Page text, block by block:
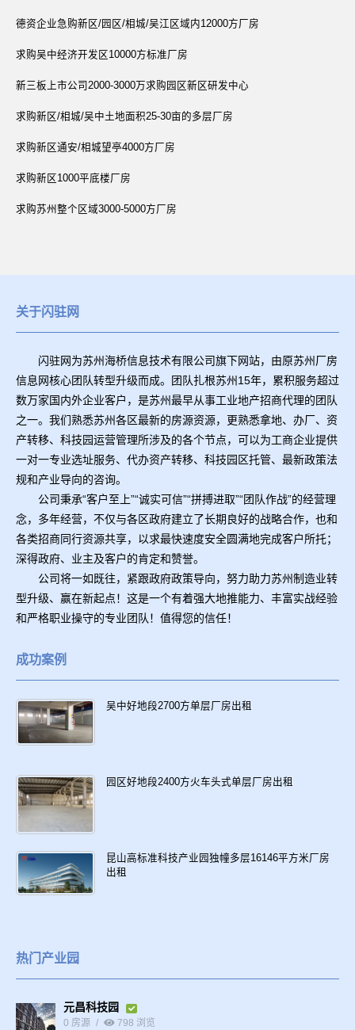
德资企业急购新区/园区/相城/吴江区域内12000方厂房
求购吴中经济开发区10000方标准厂房
新三板上市公司2000-3000万求购园区新区研发中心
求购新区/相城/吴中土地面积25-30亩的多层厂房
求购新区通安/相城望亭4000方厂房
求购新区1000平底楼厂房
求购苏州整个区域3000-5000方厂房
关于闪驻网
闪驻网为苏州海桥信息技术有限公司旗下网站，由原苏州厂房
信息网核心团队转型升级而成。团队扎根苏州15年，累积服务超过
数万家国内外企业客户，是苏州最早从事工业地产招商代理的团队
之一。我们熟悉苏州各区最新的房源资源，更熟悉拿地、办厂、资
产转移、科技园运营管理所涉及的各个节点，可以为工商企业提供
一对一专业选址服务、代办资产转移、科技园区托管、最新政策法
规和产业导向的咨询。
公司秉承“客户至上”“诚实可信”“拼搏进取”“团队作战”的经营理
念，多年经营，不仅与各区政府建立了长期良好的战略合作，也和
各类招商同行资源共享，以求最快速度安全圆满地完成客户所托；
深得政府、业主及客户的肯定和赞誉。
公司将一如既往，紧跟政府政策导向，努力助力苏州制造业转
型升级、赢在新起点！这是一个有着强大地推能力、丰富实战经验
和严格职业操守的专业团队！值得您的信任！
成功案例
吴中好地段2700方单层厂房出租
园区好地段2400方火车头式单层厂房出租
昆山高标准科技产业园独幢多层16146平方米厂房
出租
热门产业园
元昌科技园
0 房源 798 浏览